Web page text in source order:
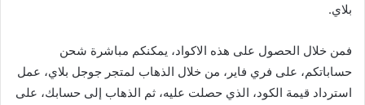
بلاي.
فمن خلال الحصول على هذه الاكواد، يمكنكم مباشرة شحن
حساباتكم، على فري فاير، من خلال الذهاب لمتجر جوجل بلاي، عمل
استرداد قيمة الكود، الذي حصلت عليه، ثم الذهاب إلى حسابك، على